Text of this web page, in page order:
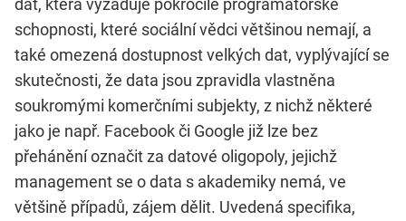
schopnosti, které sociální vědci většinou nemají, a
také omezená dostupnost velkých dat, vyplývající se
skutečnosti, že data jsou zpravidla vlastněna
soukromými komerčními subjekty, z nichž některé
jako je např. Facebook či Google již lze bez
přehánění označit za datové oligopoly, jejichž
management se o data s akademiky nemá, ve
většině případů, zájem dělit. Uvedená specifika,